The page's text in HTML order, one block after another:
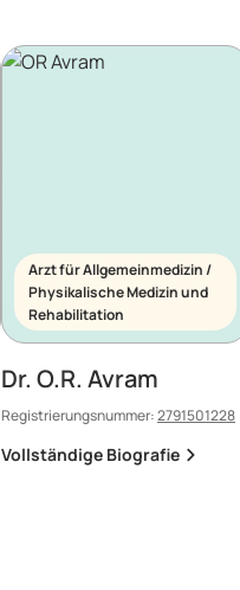
Arzt für Allgemeinmedizin /
Physikalische Medizin und
Rehabilitation
Dr. O.R. Avram
Registrierungsnummer:2791501228
Vollständige Biografie